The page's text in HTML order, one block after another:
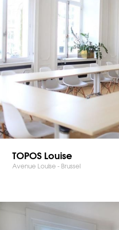
TOPOS Louise
Avenue Louise - Brussel